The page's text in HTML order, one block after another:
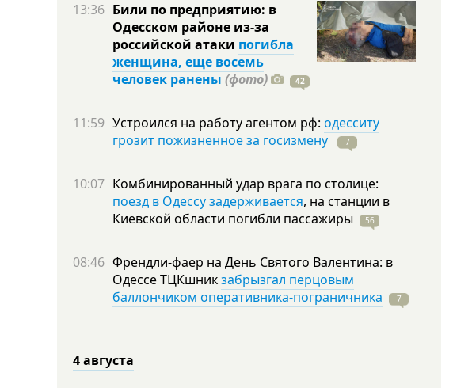
13:36 Били по предприятию: в
Одесском районе из-за
российской атаки погибла
женщина, еще восемь
человек ранены (фото) 42
11:59 Устроился на работу агентом рф: одесситу
грозит пожизненное за госизмену
7
10:07 Комбинированный удар врага по столице:
поезд в Одессу задерживается, на станции в
Киевской области погибли пассажиры 56
08:46 Френдли-фаер на День Святого Валентина: в
Одессе ТЦКшникзабрызгал перцовым
баллончиком оперативника-пограничника
7
4 августа